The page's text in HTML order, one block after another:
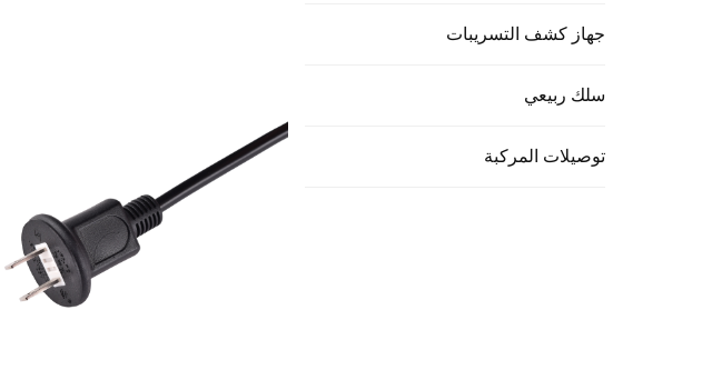
جهاز كشف التسريبات
سلك ربيعي
توصيلات المركبة